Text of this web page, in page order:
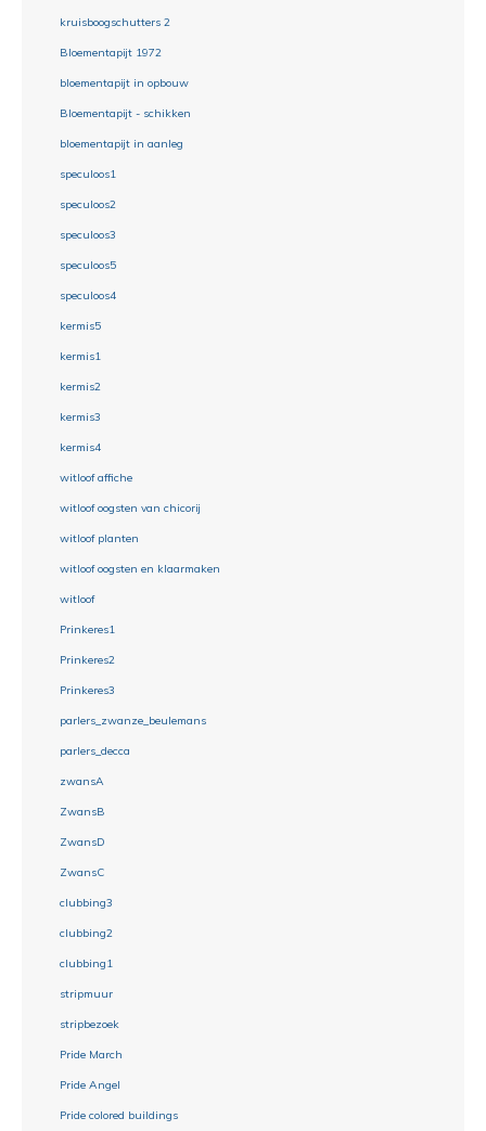
kruisboogschutters 2
Bloementapijt 1972
bloementapijt in opbouw
Bloementapijt - schikken
bloementapijt in aanleg
speculoos1
speculoos2
speculoos3
speculoos5
speculoos4
kermis5
kermis1
kermis2
kermis3
kermis4
witloof affiche
witloof oogsten van chicorij
witloof planten
witloof oogsten en klaarmaken
witloof
Prinkeres1
Prinkeres2
Prinkeres3
parlers_zwanze_beulemans
parlers_decca
zwansA
ZwansB
ZwansD
ZwansC
clubbing3
clubbing2
clubbing1
stripmuur
stripbezoek
Pride March
Pride Angel
Pride colored buildings